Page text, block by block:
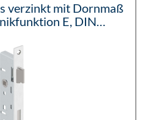
verzinkt mit Dornmaß
E, DIN